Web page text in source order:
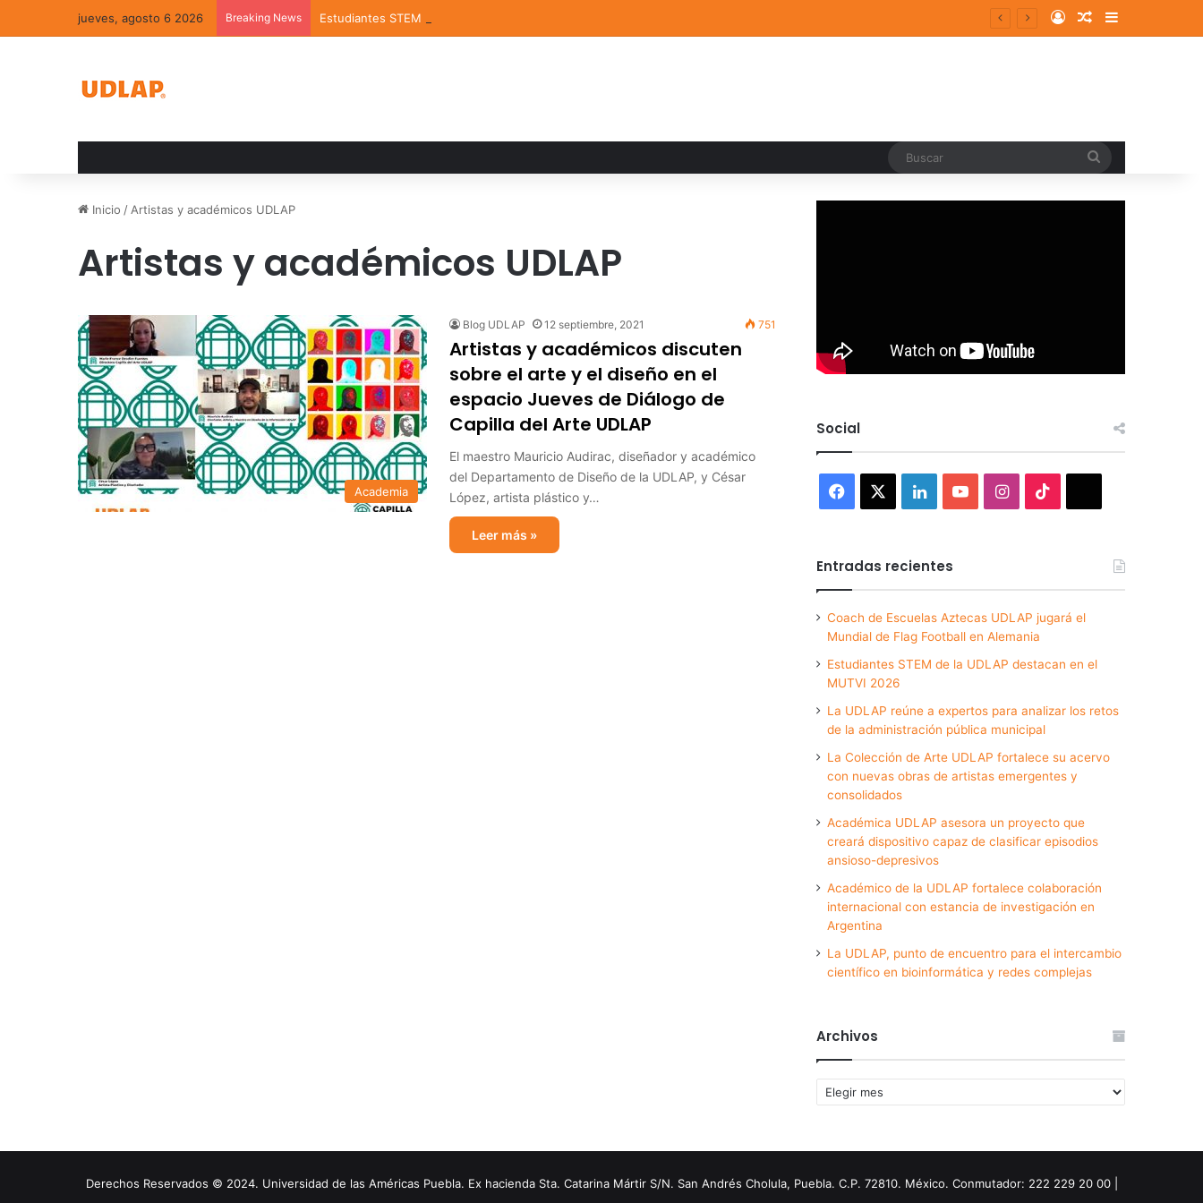
jueves, agosto 6 2026 Breaking News Estudiantes STEM de la UDLAP destacan en el MUTVI 2026 Log InRandom Article
Sidebar
Inicio / Artistas y académicos UDLAP
Artistas y académicos UDLAP
Academia
Blog UDLAP 12 septiembre, 2021 751
Artistas y académicos discuten
sobre el arte y el diseño en el
espacio Jueves de Diálogo de
Capilla del Arte UDLAP
El maestro Mauricio Audirac, diseñador y académico
del Departamento de Diseño de la UDLAP, y César
López, artista plástico y…
Leer más »
Social
Facebook LinkedInYouTubeInstagram
Entradas recientes
Coach de Escuelas Aztecas UDLAP jugará el
Mundial de Flag Football en Alemania
Estudiantes STEM de la UDLAP destacan en el
MUTVI 2026
La UDLAP reúne a expertos para analizar los retos
de la administración pública municipal
La Colección de Arte UDLAP fortalece su acervo
con nuevas obras de artistas emergentes y
consolidados
Académica UDLAP asesora un proyecto que
creará dispositivo capaz de clasificar episodios
ansioso-depresivos
Académico de la UDLAP fortalece colaboración
internacional con estancia de investigación en
Argentina
La UDLAP, punto de encuentro para el intercambio
científico en bioinformática y redes complejas
Archivos
Archivos
Derechos Reservados © 2024. Universidad de las Américas Puebla. Ex hacienda Sta. Catarina Mártir S/N. San Andrés Cholula, Puebla. C.P. 72810. México. Conmutador: 222 229 20 00 |